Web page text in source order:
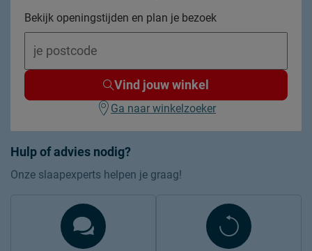
Hulp of advies nodig?
Onze slaapexperts helpen je graag!
Bekijk openingstijden en plan je bezoek
Vind jouw winkel
Ga naar winkelzoeker